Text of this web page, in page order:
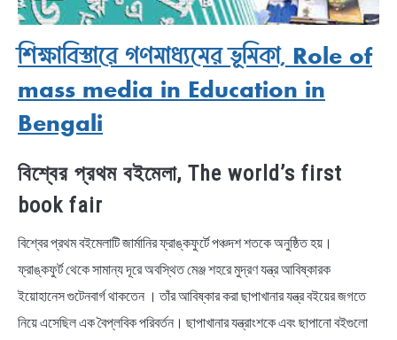
শিক্ষাবিস্তারে গণমাধ্যমের ভূমিকা, Role of
mass media in Education in
Bengali
বিশ্বের প্রথম বইমেলা, The world’s first
book fair
বিশ্বের প্রথম বইমেলাটি জার্মানির ফ্রাঙ্কফুর্টে পঞ্চদশ শতকে অনুষ্ঠিত হয়।
ফ্রাঙ্কফুর্ট থেকে সামান্য দূরে অবস্থিত মেঞ্জ শহরে মুদ্রণ যন্ত্র আবিষ্কারক
ইয়োহানেস গুটেনবার্গ থাকতেন । তাঁর আবিষ্কার করা ছাপাখানার যন্ত্র বইয়ের জগতে
নিয়ে এসেছিল এক বৈপ্লবিক পরিবর্তন। ছাপাখানার যন্ত্রাংশকে এবং ছাপানো বইগুলো